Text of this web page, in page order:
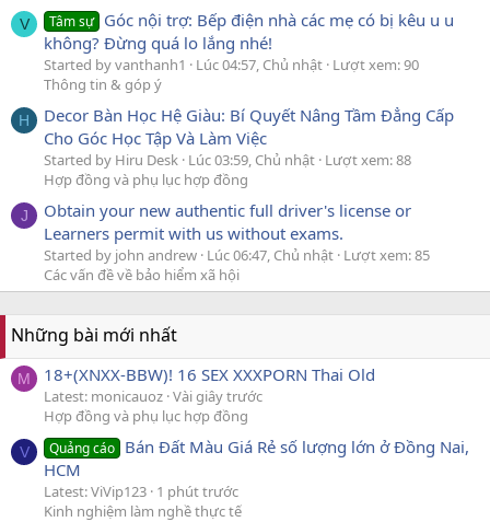
V Tâm sự Góc nội trợ: Bếp điện nhà các mẹ có bị kêu u u
không? Đừng quá lo lắng nhé!
Started by vanthanh1 Lúc 04:57, Chủ nhật Lượt xem: 90
Thông tin & góp ý
H
Decor Bàn Học Hệ Giàu: Bí Quyết Nâng Tầm Đẳng Cấp
Cho Góc Học Tập Và Làm Việc
Started by Hiru Desk Lúc 03:59, Chủ nhật Lượt xem: 88
Hợp đồng và phụ lục hợp đồng
J
Obtain your new authentic full driver's license or
Learners permit with us without exams.
Started by john andrew Lúc 06:47, Chủ nhật Lượt xem: 85
Các vấn đề về bảo hiểm xã hội
Những bài mới nhất
M 18+(XNXX-BBW)! 16 SEX XXXPORN Thai Old
Latest: monicauoz Vài giây trước
Hợp đồng và phụ lục hợp đồng
V Quảng cáo Bán Đất Màu Giá Rẻ số lượng lớn ở Đồng Nai,
HCM
Latest: ViVip123 1 phút trước
Kinh nghiệm làm nghề thực tế